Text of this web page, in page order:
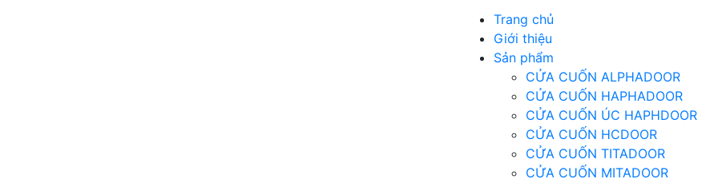
Trang chủ
Giới thiệu
Sản phẩm
CỬA CUỐN ALPHADOOR
CỬA CUỐN HAPHADOOR
CỬA CUỐN ÚC HAPHDOOR
CỬA CUỐN HCDOOR
CỬA CUỐN TITADOOR
CỬA CUỐN MITADOOR